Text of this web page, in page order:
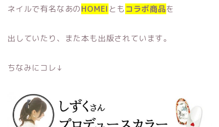
ネイルで有名なあのHOMEI とも コラボ商品を
出していたり、また本も出版されています。
ちなみにコレ↓